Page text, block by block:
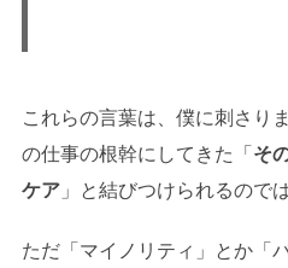
これらの言葉は、僕に刺さり
の仕事の根幹にしてきた「 そ
ケア」と結びつけられるので
ただ「マイノリティ」とか「